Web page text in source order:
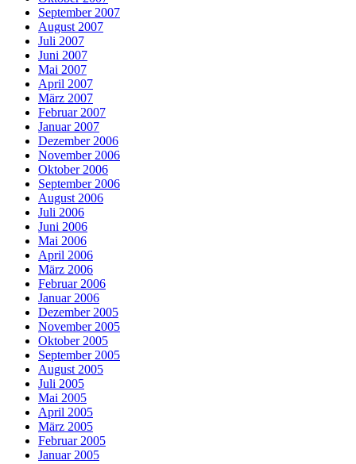
September 2007
August 2007
Juli 2007
Juni 2007
Mai 2007
April 2007
März 2007
Februar 2007
Januar 2007
Dezember 2006
November 2006
Oktober 2006
September 2006
August 2006
Juli 2006
Juni 2006
Mai 2006
April 2006
März 2006
Februar 2006
Januar 2006
Dezember 2005
November 2005
Oktober 2005
September 2005
August 2005
Juli 2005
Mai 2005
April 2005
März 2005
Februar 2005
Januar 2005